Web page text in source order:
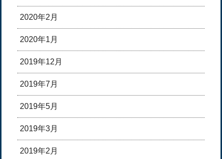
2020年2月
2020年1月
2019年12月
2019年7月
2019年5月
2019年3月
2019年2月